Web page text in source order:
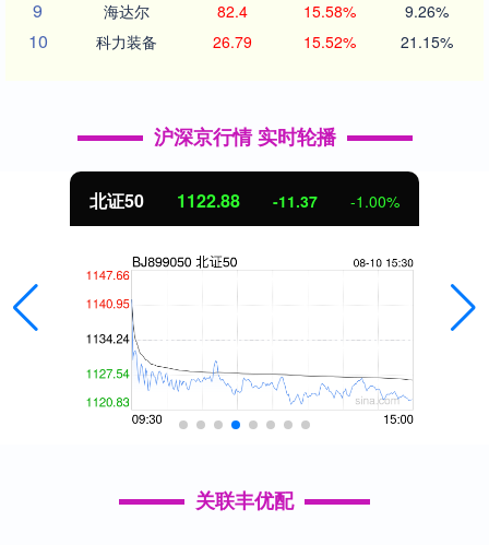
9 海达尔 82.4 15.58% 9.26%
10 科力装备 26.79 15.52% 21.15%
沪深京行情 实时轮播
北证50 1122.88 -11.37 -1.00%
关联丰优配